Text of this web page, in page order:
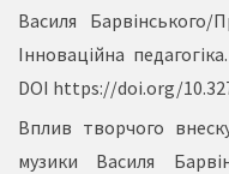
Василя
Інноваційна
DOI https://doi.org/
Вплив творчого
музики Василя